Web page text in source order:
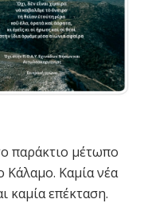
παράκτιο μέτωπο
Κάλαμο. Καμία νέα
καμία επέκταση.